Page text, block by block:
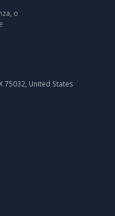
o
75032, United States